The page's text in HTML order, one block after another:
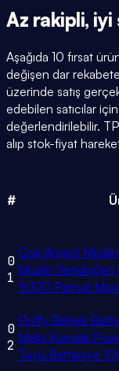
Az rakipli, iyi
Aşağıda 10 fırsat
değişen dar
üzerinde satış
edebilen satıcılar
değerlendirilebilir.
alıp stok-fiyat
#
0
1
Çok Amaçlı
Müslin Yenidoğan
%100 Pamuk
0
2
Fluffy Bebek
Melis Kundak
Tüyü Battaniye